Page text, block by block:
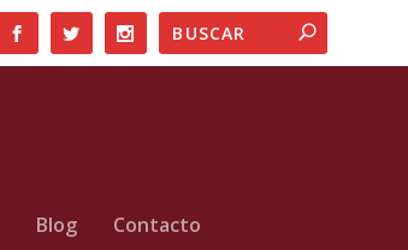
Blog Contacto